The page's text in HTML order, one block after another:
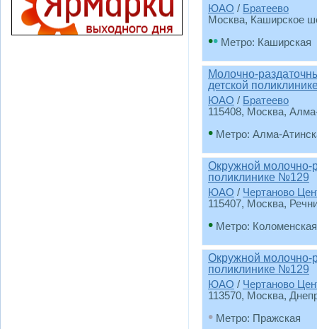
ЮАО / Братеево
Москва, Каширское
•• Метро: Каширская
Молочно-
детской
ЮАО / Братеево
115408, Москва,
• Метро: Алма-
Окружной молочно-
поликлинике №129
ЮАО / Чертаново
115407, Москва,
• Метро: Коломенская
Окружной молочно-
поликлинике №129
ЮАО / Чертаново
113570, Москва,
• Метро: Пражская